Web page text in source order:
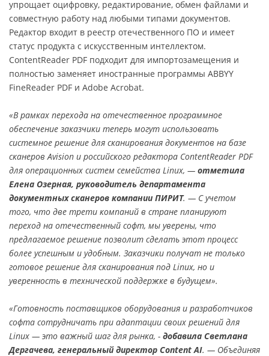
упрощает оцифровку, редактирование, обмен файлами и
совместную работу над любыми типами документов.
Редактор входит в реестр отечественного ПО и имеет
статус продукта с искусственным интеллектом.
ContentReader PDF подходит для импортозамещения и
полностью заменяет иностранные программы ABBYY
FineReader PDF и Adobe Acrobat.
«В рамках перехода на отечественное программное
обеспечение заказчики теперь могут использовать
системное решение для сканирования документов на базе
сканеров Avision и российского редактора ContentReader PDF
для операционных систем семейства Linux, — отметила
Елена Озерная, руководитель департамента
документных сканеров компании ПИРИТ. — С учетом
того, что две трети компаний в стране планируют
переход на отечественный софт, мы уверены, что
предлагаемое решение позволит сделать этот процесс
более успешным и удобным. Заказчики получат не только
готовое решение для сканирования под Linux, но и
уверенность в технической поддержке в будущем».
«Готовность поставщиков оборудования и разработчиков
софта сотрудничать при адаптации своих решений для
Linux — это важный шаг для рынка, - добавила Светлана
Дергачева, генеральный директор Content AI. — Объединяя